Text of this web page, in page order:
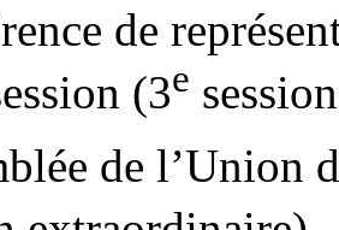
de
(3e
de l’Union